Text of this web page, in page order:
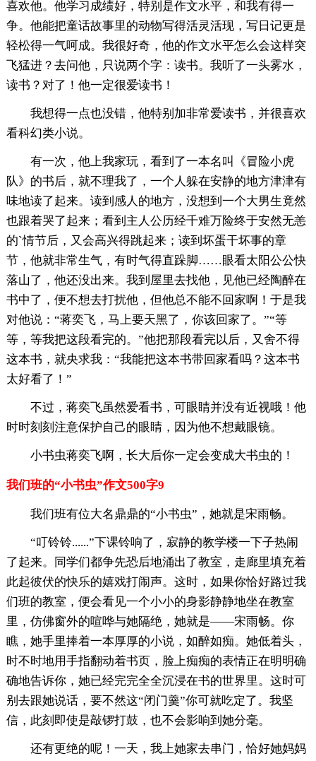
喜欢他。他学习成绩好，特别是作文水平，和我有得一
争。他能把童话故事里的动物写得活灵活现，写日记更是
轻松得一气呵成。我很好奇，他的作文水平怎么会这样突
飞猛进？去问他，只说两个字：读书。我听了一头雾水，
读书？对了！他一定很爱读书！
我想得一点也没错，他特别加非常爱读书，并很喜欢
看科幻类小说。
有一次，他上我家玩，看到了一本名叫《冒险小虎
队》的书后，就不理我了，一个人躲在安静的地方津津有
味地读了起来。读到感人的地方，没想到一个大男生竟然
也跟着哭了起来；看到主人公历经千难万险终于安然无恙
的`情节后，又会高兴得跳起来；读到坏蛋干坏事的章
节，他就非常生气，有时气得直跺脚……眼看太阳公公快
落山了，他还没出来。我到屋里去找他，见他已经陶醉在
书中了，便不想去打扰他，但他总不能不回家啊！于是我
对他说：“蒋奕飞，马上要天黑了，你该回家了。”“等
等，等我把这段看完的。”他把那段看完以后，又舍不得
这本书，就央求我：“我能把这本书带回家看吗？这本书
太好看了！”
不过，蒋奕飞虽然爱看书，可眼睛并没有近视哦！他
时时刻刻注意保护自己的眼睛，因为他不想戴眼镜。
小书虫蒋奕飞啊，长大后你一定会变成大书虫的！
我们班的“小书虫”作文500字9
我们班有位大名鼎鼎的“小书虫”，她就是宋雨畅。
“叮铃铃......”下课铃响了，寂静的教学楼一下子热闹
了起来。同学们都争先恐后地涌出了教室，走廊里填充着
此起彼伏的快乐的嬉戏打闹声。这时，如果你恰好路过我
们班的教室，便会看见一个小小的身影静静地坐在教室
里，仿佛窗外的喧哗与她隔绝，她就是——宋雨畅。你
瞧，她手里捧着一本厚厚的小说，如醉如痴。她低着头，
时不时地用手指翻动着书页，脸上痴痴的表情正在明明确
确地告诉你，她已经完完全全沉浸在书的世界里。这时可
别去跟她说话，要不然这“闭门羹”你可就吃定了。我坚
信，此刻即使是敲锣打鼓，也不会影响到她分毫。
还有更绝的呢！一天，我上她家去串门，恰好她妈妈